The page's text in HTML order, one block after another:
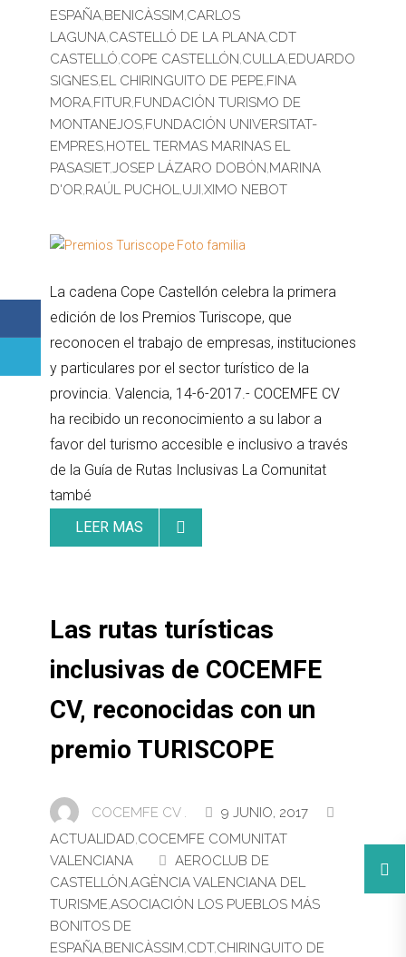
ESPAÑA,BENICÀSSIM,CARLOS
LAGUNA,CASTELLÓ DE LA PLANA,CDT
CASTELLÓ,COPE CASTELLÓN,CULLA,EDUARDO
SIGNES,EL CHIRINGUITO DE PEPE,FINA
MORA,FITUR,FUNDACIÓN TURISMO DE
MONTANEJOS,FUNDACIÓN UNIVERSITAT-
EMPRES,HOTEL TERMAS MARINAS EL
PASASIET,JOSEP LÁZARO DOBÓN,MARINA
D'OR,RAÚL PUCHOL,UJI,XIMO NEBOT
La cadena Cope Castellón celebra la primera
edición de los Premios Turiscope, que
reconocen el trabajo de empresas, instituciones
y particulares por el sector turístico de la
provincia. Valencia, 14-6-2017.- COCEMFE CV
ha recibido un reconocimiento a su labor a
favor del turismo accesible e inclusivo a través
de la Guía de Rutas Inclusivas La Comunitat
també
LEER MAS
Las rutas turísticas
inclusivas de COCEMFE
CV, reconocidas con un
premio TURISCOPE
COCEMFE CV .
9 JUNIO, 2017
ACTUALIDAD,COCEMFE COMUNITAT
VALENCIANA
AEROCLUB DE
CASTELLÓN,AGÈNCIA VALENCIANA DEL
TURISME,ASOCIACIÓN LOS PUEBLOS MÁS
BONITOS DE
ESPAÑA,BENICÀSSIM,CDT,CHIRINGUITO DE